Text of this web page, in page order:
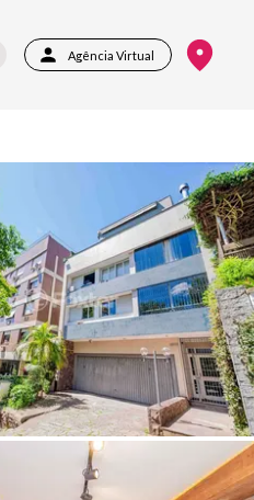
Agência Virtual